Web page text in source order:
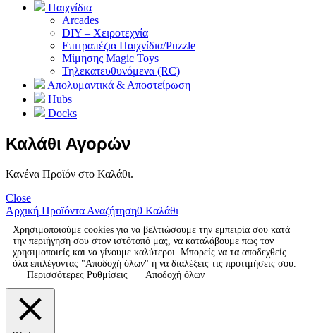
Παιχνίδια
Arcades
DIY – Χειροτεχνία
Επιτραπέζια Παιχνίδια/Puzzle
Μίμησης Magic Toys
Τηλεκατευθυνόμενα (RC)
Απολυμαντικά & Αποστείρωση
Hubs
Docks
Καλάθι Αγορών
Κανένα Προϊόν στο Καλάθι.
Close
Αρχική Προϊόντα Αναζήτηση0 Καλάθι
Χρησιμοποιούμε cookies για να βελτιώσουμε την εμπειρία σου κατά
την περιήγηση σου στον ιστότοπό μας, να καταλάβουμε πως τον
χρησιμοποιείς και να γίνουμε καλύτεροι. Μπορείς να τα αποδεχθείς
όλα επιλέγοντας "Αποδοχή όλων" ή να διαλέξεις τις προτιμήσεις σου.
Περισσότερες Ρυθμίσεις
Αποδοχή όλων